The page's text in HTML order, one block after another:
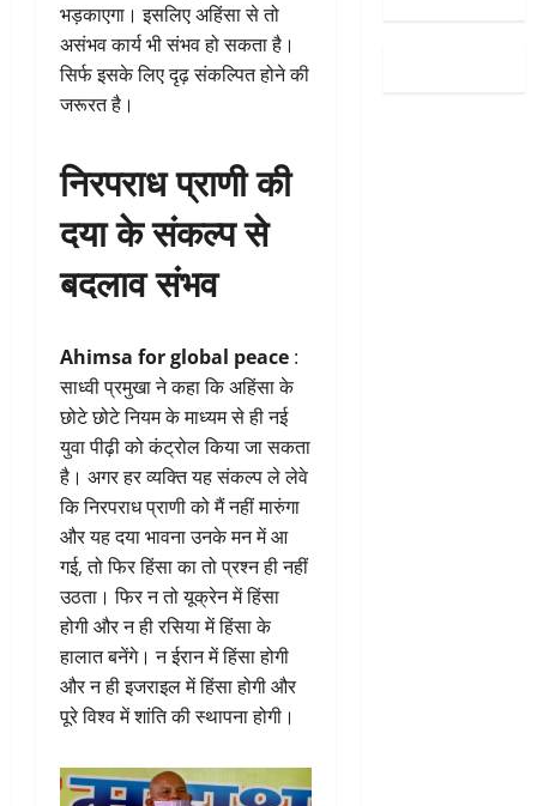
भड़काएगा। इसलिए अहिंसा से तो
असंभव कार्य भी संभव हो सकता है।
सिर्फ इसके लिए दृढ़ संकल्पित होने की
जरूरत है।
निरपराध प्राणी की
दया के संकल्प से
बदलाव संभव
Ahimsa for global peace :
साध्वी प्रमुखा ने कहा कि अहिंसा के
छोटे छोटे नियम के माध्यम से ही नई
युवा पीढ़ी को कंट्रोल किया जा सकता
है। अगर हर व्यक्ति यह संकल्प ले लेवे
कि निरपराध प्राणी को मैं नहीं मारुंगा
और यह दया भावना उनके मन में आ
गई, तो फिर हिंसा का तो प्रश्न ही नहीं
उठता। फिर न तो यूक्रेन में हिंसा
होगी और न ही रसिया में हिंसा के
हालात बनेंगे। न ईरान में हिंसा होगी
और न ही इजराइल में हिंसा होगी और
पूरे विश्व में शांति की स्थापना होगी।